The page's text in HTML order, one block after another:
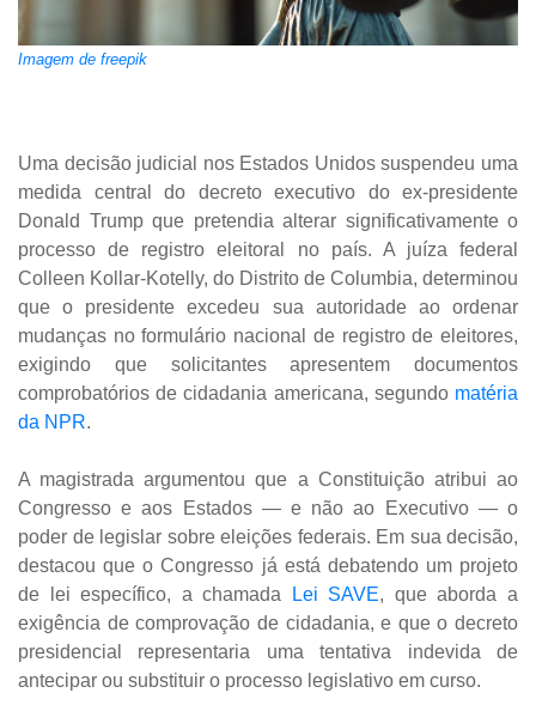
Imagem de freepik
Uma decisão judicial nos Estados Unidos suspendeu uma
medida central do decreto executivo do ex-presidente
Donald Trump que pretendia alterar significativamente o
processo de registro eleitoral no país. A juíza federal
Colleen Kollar-Kotelly, do Distrito de Columbia, determinou
que o presidente excedeu sua autoridade ao ordenar
mudanças no formulário nacional de registro de eleitores,
exigindo que solicitantes apresentem documentos
comprobatórios de cidadania americana, segundo matéria
da NPR.
A magistrada argumentou que a Constituição atribui ao
Congresso e aos Estados — e não ao Executivo — o
poder de legislar sobre eleições federais. Em sua decisão,
destacou que o Congresso já está debatendo um projeto
de lei específico, a chamada
Lei SAVE, que aborda a
exigência de comprovação de cidadania, e que o decreto
presidencial representaria uma tentativa indevida de
antecipar ou substituir o processo legislativo em curso.